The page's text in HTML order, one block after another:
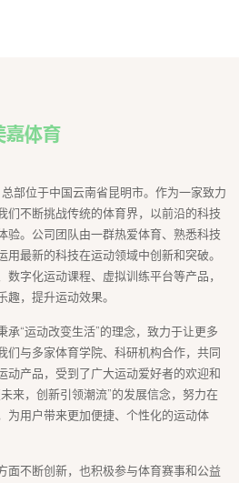
部位于中国云南省昆明市。作为一家致力
们不断挑战传统的体育界，以前沿的科技
验。公司团队由一群热爱体育、熟悉科技
最新的科技在运动领域中创新和突破。
字化运动课程、虚拟训练平台等产品，
，提升运动效果。
“运动改变生活”的理念，致力于让更多
们与多家体育学院、科研机构合作，共同
动产品，受到了广大运动爱好者的欢迎和
来，创新引领潮流”的发展信念，努力在
为用户带来更加便捷、个性化的运动体
面不断创新，也积极参与体育赛事和公益